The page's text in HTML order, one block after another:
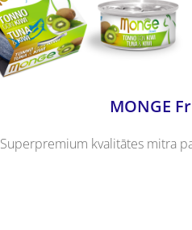
MONGE
Superpremium kvalitātes mitra